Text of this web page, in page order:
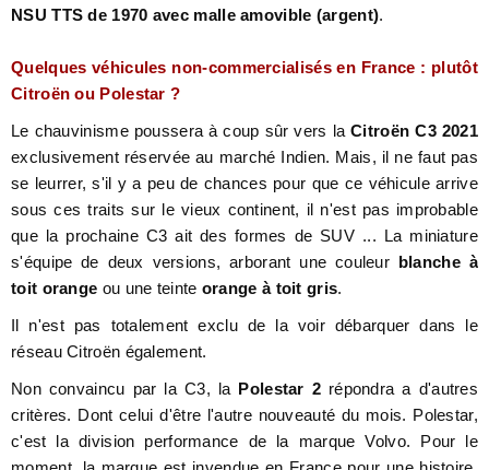
NSU TTS de 1970 avec malle amovible (argent).
Quelques véhicules non-commercialisés en France : plutôt
Citroën ou Polestar ?
Le chauvinisme poussera à coup sûr vers laCitroën C3 2021
exclusivement réservée au marché Indien. Mais, il ne faut pas
se leurrer, s'il y a peu de chances pour que ce véhicule arrive
sous ces traits sur le vieux continent, il n'est pas improbable
que la prochaine C3 ait des formes de SUV ... La miniature
s'équipe de deux versions, arborant une couleur blanche à
toit orange ou une teinte orange à toit gris.
Il n'est pas totalement exclu de la voir débarquer dans le
réseau Citroën également.
Non convaincu par la C3, la Polestar 2 répondra a d'autres
critères. Dont celui d'être l'autre nouveauté du mois. Polestar,
c'est la division performance de la marque Volvo. Pour le